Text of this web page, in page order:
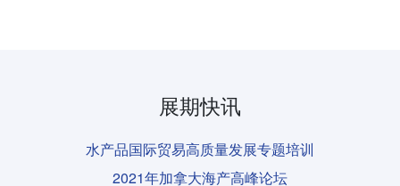
展期快讯
水产品国际贸易高质量发展专题培训
2021年加拿大海产高峰论坛